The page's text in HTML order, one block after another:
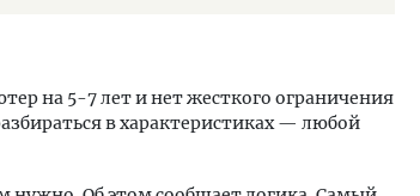
на 5-7 лет и нет жесткого ограничения
в характеристиках — любой